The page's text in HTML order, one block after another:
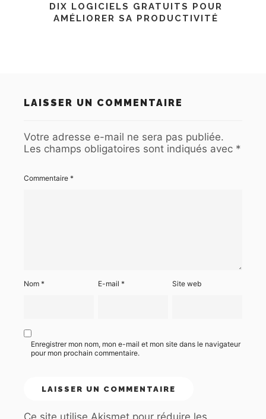
DIX LOGICIELS GRATUITS POUR
AMÉLIORER SA PRODUCTIVITÉ
LAISSER UN COMMENTAIRE
Votre adresse e-mail ne sera pas publiée.
Les champs obligatoires sont indiqués avec *
Commentaire *
Nom * E-mail* Site web
Enregistrer mon nom, mon e-mail et mon site dans le navigateur
pour mon prochain commentaire.
Ce site utilise Akismet pour réduire les